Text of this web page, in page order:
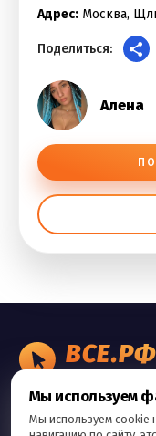
Адрес: Москва,
Поделиться:
Алена
ВСЕ.РФ
Правила сервиса
Политика
Мы используем
Мы используем cookie